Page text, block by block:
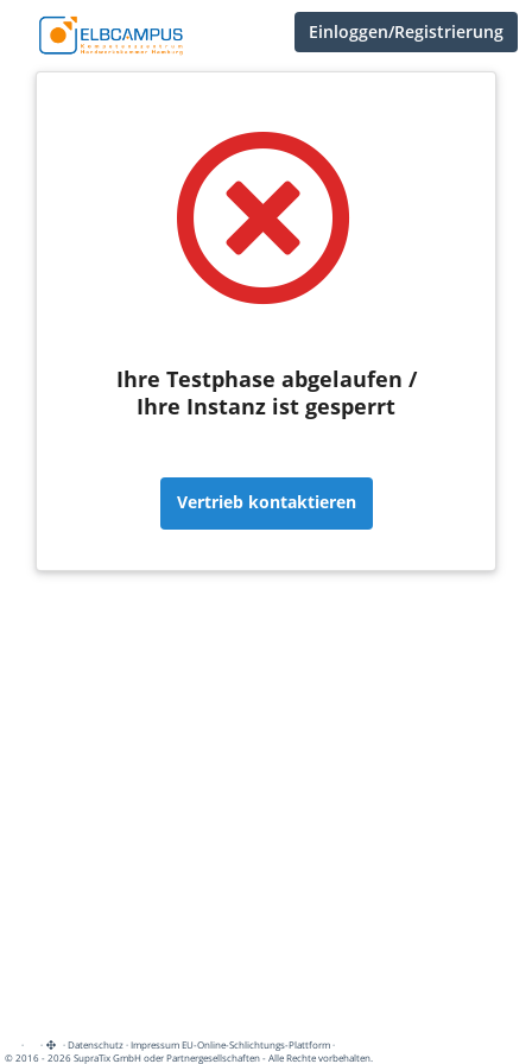
Einloggen/Registrierung
Ihre Testphase abgelaufen /
Ihre Instanz ist gesperrt
Vertrieb kontaktieren
· · ·Datenschutz·Impressum EU-Online-Schlichtungs-Plattform·
© 2016 - 2026 SupraTix GmbH oder Partnergesellschaften - Alle Rechte vorbehalten.